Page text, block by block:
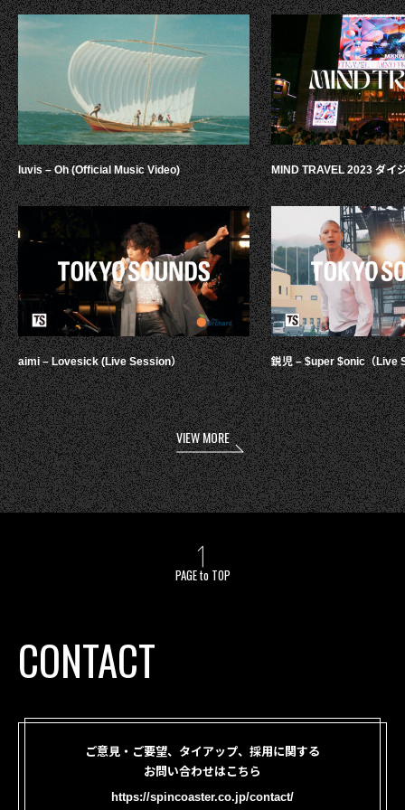
luvis – Oh (Official Music Video)
aimi – Lovesick (Live Session）
MIND TRAVEL 2023 ダイ
鋭児 – $uper $onic（Live
VIEW MORE
PAGE to TOP
CONTACT
ご意見・ご要望、タイアップ、採用に関する
お問い合わせはこちら
https://spincoaster.co.jp/contact/